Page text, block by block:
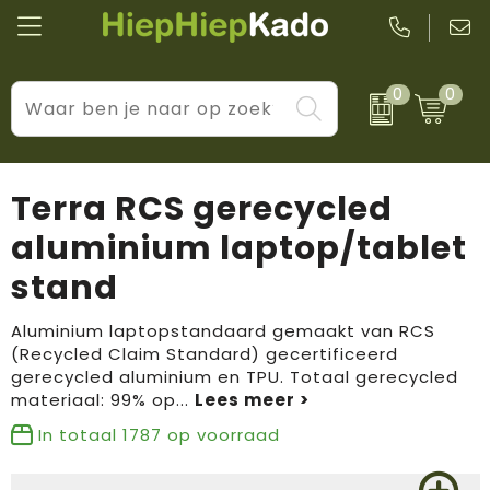
0 0
Kantoor & schrijfwaren
Wellness & verzorging
Tassen & reizen
Huis, tuin & keuken
Elektronica & gadgets
Kleding & accessoires
Levensstijl
Prijs & impact
BIC
Boska
Brandflavours
Camelbak
Janzen
JBL
Terra RCS gerecycled
aluminium laptop/tablet
stand
Aluminium laptopstandaard gemaakt van RCS
(Recycled Claim Standard) gecertificeerd
gerecycled aluminium en TPU. Totaal gerecycled
materiaal: 99% op...
In totaal 1787 op voorraad